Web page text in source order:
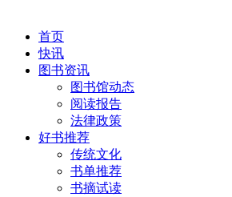
首页
快讯
图书资讯
图书馆动态
阅读报告
法律政策
好书推荐
传统文化
书单推荐
书摘试读